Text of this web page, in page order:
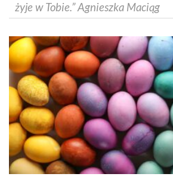
żyje w Tobie.” Agnieszka Maciąg